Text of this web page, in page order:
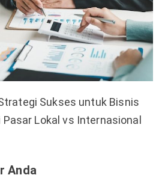
Sukses untuk Bisnis
Lokal vs Internasional
Anda